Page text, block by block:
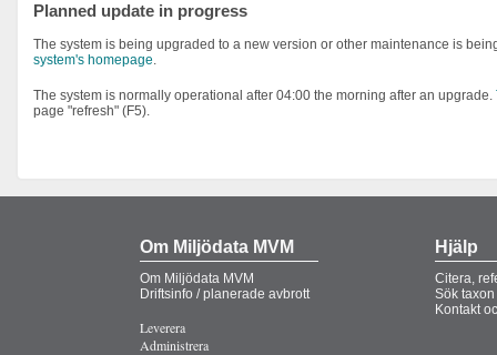
Planned update in progress
The system is being upgraded to a new version or other maintenance is
system's homepage
The system is normally operational after 04:00 the morning after an upgrade.
page "refresh" (F5).
Om Miljödata MVM
Om Miljödata MVM
Driftsinfo / planerade avbrott
Leverera
Administrera
Hjälp
Citera,
Sök
Kontakt